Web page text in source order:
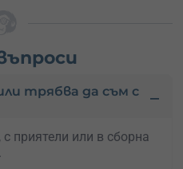
трябва да съм с
приятели или в сборна